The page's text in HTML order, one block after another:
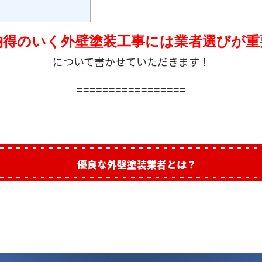
得のいく外壁塗装工事には業者選びが
について書かせていただきます！
=================
優良な外壁塗装業者とは？